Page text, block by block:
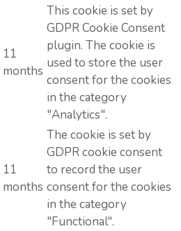
11
months
This cookie is set by
GDPR Cookie Consent
plugin. The cookie is
used to store the user
consent for the cookies
in the category
"Analytics".
11
months
The cookie is set by
GDPR cookie consent
to record the user
consent for the cookies
in the category
"Functional".